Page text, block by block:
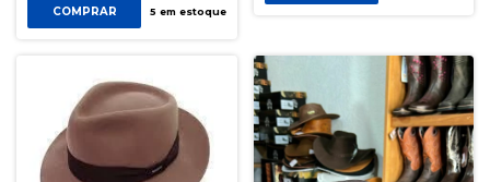
COMPRAR 5 em estoque